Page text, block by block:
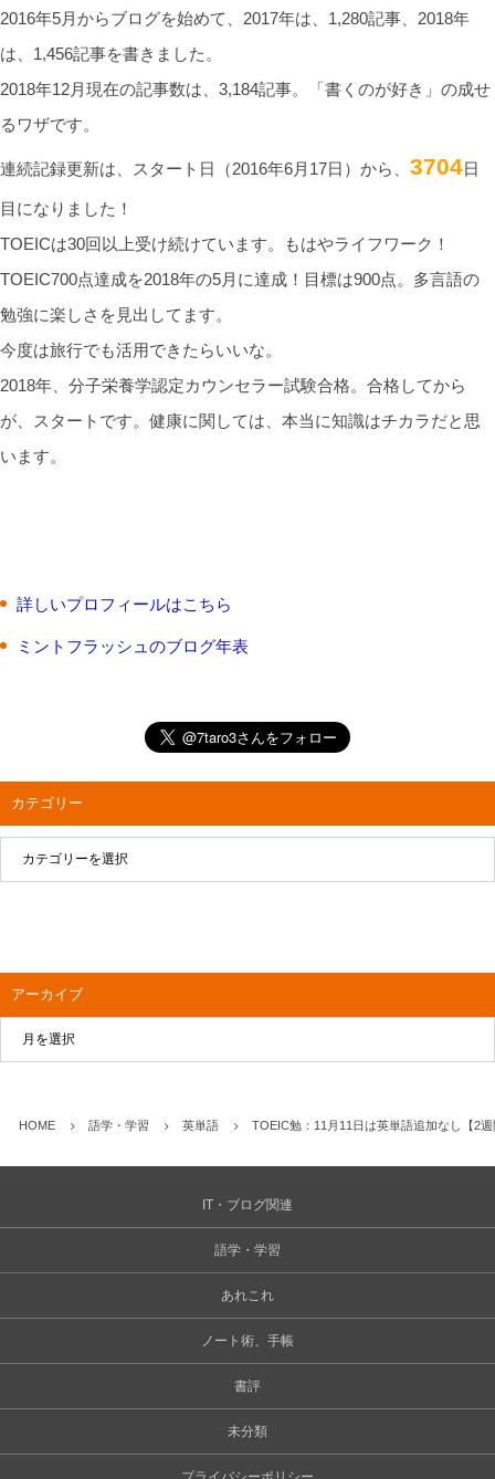
2016年5月からブログを始めて、2017年は、1,280記事、2018年
は、1,456記事を書きました。
2018年12月現在の記事数は、3,184記事。「書くのが好き」の成せ
るワザです。
連続記録更新は、スタート日（2016年6月17日）から、 3704日
目になりました！
TOEICは30回以上受け続けています。もはやライフワーク！
TOEIC700点達成を2018年の5月に達成！目標は900点。多言語の
勉強に楽しさを見出してます。
今度は旅行でも活用できたらいいな。
2018年、分子栄養学認定カウンセラー試験合格。合格してから
が、スタートです。健康に関しては、本当に知識はチカラだと思
います。
詳しいプロフィールはこちら
ミントフラッシュのブログ年表
カテゴリー
アーカイブ
HOME 語学・学習 英単語 TOEIC勉：11月11日は英単語追加なし【2
IT・ブログ関連
語学・学習
あれこれ
ノート術、手帳
書評
未分類